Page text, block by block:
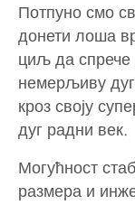
Потпуно смо
донети лоша
циљ да спрече
немерљиву
кроз своју
дуг радни век.
Могућност
размера и